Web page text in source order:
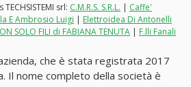
srl: C.M.R.S. S.R.L. | Caffe'
E Ambrosio Luigi | Elettroidea Di Antonelli
SOLO FILI di FABIANA TENUTA | F.lli Fanali
che è stata registrata 2017
Il nome completo della società è